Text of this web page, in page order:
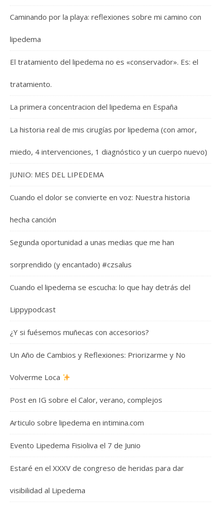
Caminando por la playa: reflexiones sobre mi camino con
lipedema
El tratamiento del lipedema no es «conservador». Es: el
tratamiento.
La primera concentracion del lipedema en España
La historia real de mis cirugías por lipedema (con amor,
miedo, 4 intervenciones, 1 diagnóstico y un cuerpo nuevo)
JUNIO: MES DEL LIPEDEMA
Cuando el dolor se convierte en voz: Nuestra historia
hecha canción
Segunda oportunidad a unas medias que me han
sorprendido (y encantado) #czsalus
Cuando el lipedema se escucha: lo que hay detrás del
Lippypodcast
¿Y si fuésemos muñecas con accesorios?
Un Año de Cambios y Reflexiones: Priorizarme y No
Volverme Loca
Post en IG sobre el Calor, verano, complejos
Articulo sobre lipedema en intimina.com
Evento Lipedema Fisioliva el 7 de Junio
Estaré en el XXXV de congreso de heridas para dar
visibilidad al Lipedema